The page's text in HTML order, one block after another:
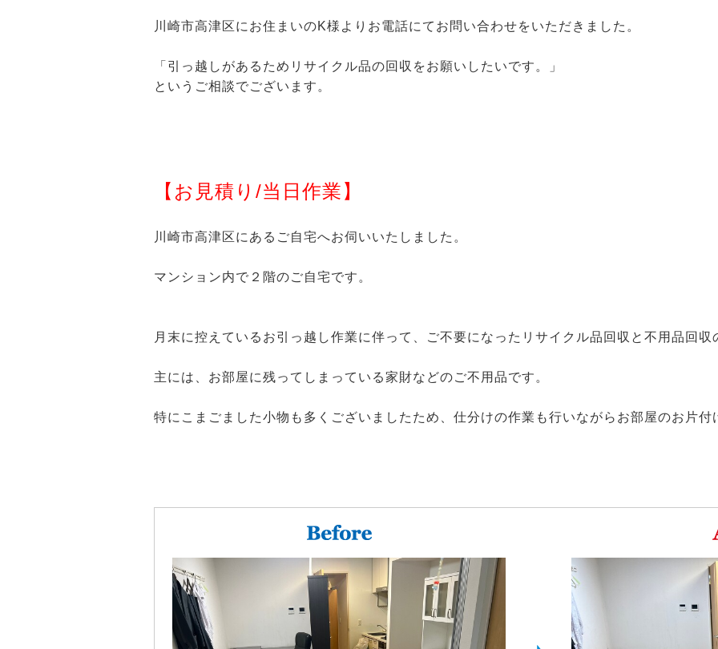
川崎市高津区にお住まいのK様よりお電話にてお問い合わせをいただきました。
「引っ越しがあるためリサイクル品の回収をお願いしたいです。」
というご相談でございます。
【お見積り/当日作業】
川崎市高津区にあるご自宅へお伺いいたしました。
マンション内で２階のご自宅です。
月末に控えているお引っ越し作業に伴って、ご不要になったリサイクル品回収と不用品回
主には、お部屋に残ってしまっている家財などのご不用品です。
特にこまごました小物も多くございましたため、仕分けの作業も行いながらお部屋のお片